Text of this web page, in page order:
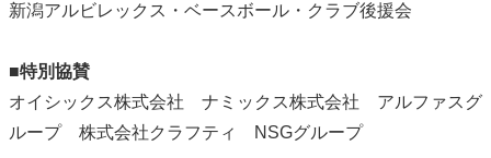
新潟アルビレックス・ベースボール・クラブ後援会
■特別協賛
オイシックス株式会社 ナミックス株式会社 アルファスグ
ループ 株式会社クラフティ NSGグループ